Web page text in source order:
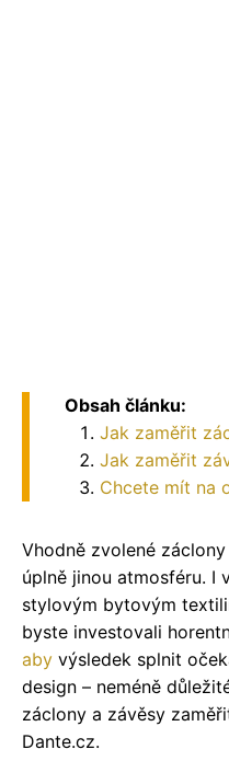
Obsah článku:
Jak zaměřit
Jak zaměřit
Chcete mít na
Vhodně zvolené záclony
úplně jinou atmosféru. I
stylovým bytovým
byste investovali
aby výsledek splnit
design – neméně
záclony a závěsy
Dante.cz.